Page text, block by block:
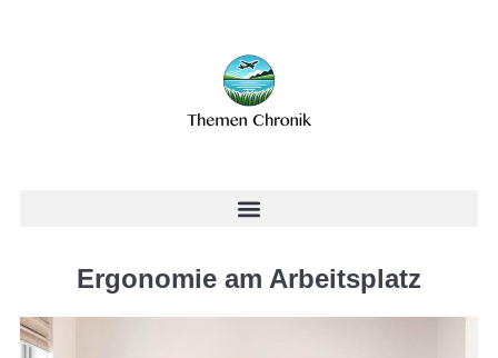
Ergonomie am Arbeitsplatz